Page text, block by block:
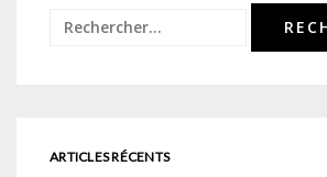
Rechercher :
ARTICLES RÉCENTS